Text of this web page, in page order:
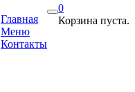
0
Корзина пуста.
Главная
Меню
Контакты